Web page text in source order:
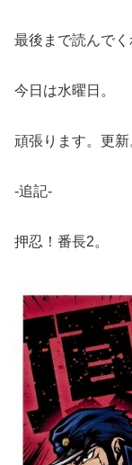
最後まで読んでく
今日は水曜日。
頑張ります。更新
-追記-
押忍！番長2。